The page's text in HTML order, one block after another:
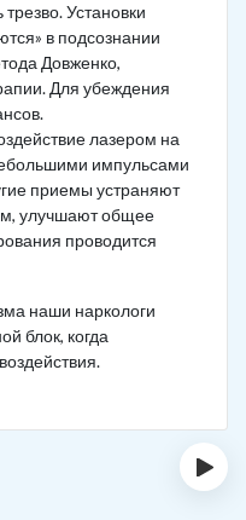
трезво. Установки
в подсознании
Довженко,
Для убеждения
лазером на
импульсами
приемы устраняют
улучшают общее
проводится
наши наркологи
блок, когда
›